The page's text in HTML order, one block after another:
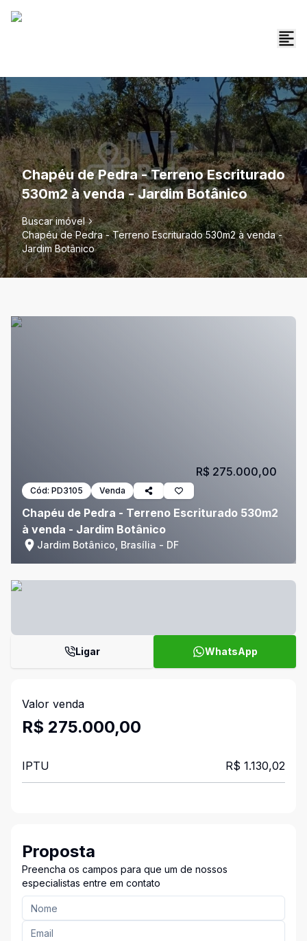
Chapéu de Pedra - Terreno Escriturado
530m2 à venda - Jardim Botânico
Buscar imóvel
Chapéu de Pedra - Terreno Escriturado 530m2 à venda -
Jardim Botânico
Cód: PD3105 Venda
Chapéu de Pedra - Terreno Escriturado 530m2
à venda - Jardim Botânico
Jardim Botânico, Brasília - DF
R$ 275.000,00
Ligar WhatsApp
Valor venda
R$ 275.000,00
IPTU R$ 1.130,02
Proposta
Preencha os campos para que um de nossos
especialistas entre em contato